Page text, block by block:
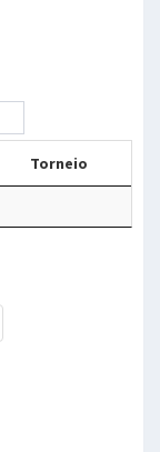
Torneio